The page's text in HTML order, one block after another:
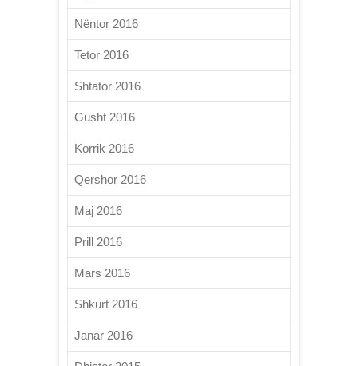
Nëntor 2016
Tetor 2016
Shtator 2016
Gusht 2016
Korrik 2016
Qershor 2016
Maj 2016
Prill 2016
Mars 2016
Shkurt 2016
Janar 2016